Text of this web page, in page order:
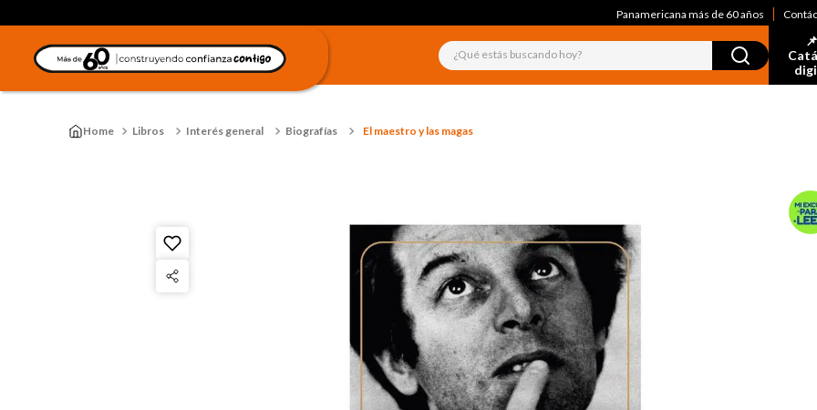
Panamericana más de 60 años
¿Qué estás buscando hoy?
Libros Interés general Biografías El maestro y las magas